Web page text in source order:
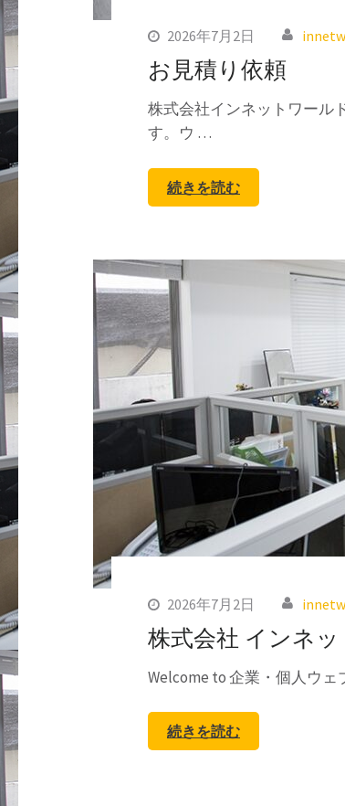
2026年7月2日
お見積り依頼
株式会社インネットワール
す。ウ …
続きを読む
2026年7月2日
株式会社 インネ
Welcome to 企業・個人ウ
続きを読む